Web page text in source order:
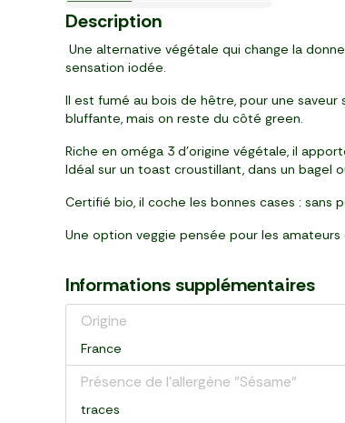
2,39 €
0,99 €
1,99 €
Gros calibre
4,49 €
Languedoc
5,99 €
2,79 €
2,85 €
Nouveau
4,00 €
8,99 €
6,49 €
Languedoc
5,95 €
Description
Une alternative végétale qui change la
sensation iodée.
Il est fumé au bois de hêtre, pour une
bluffante, mais on reste du côté green.
Riche en oméga 3 d’origine végétale, il
Idéal sur un toast croustillant, dans un bagel
Certifié bio, il coche les bonnes cases : sans
Une option veggie pensée pour les amateurs
Informations supplémentaires
Origine
France
Présence de l'allergène "Sésame"
traces